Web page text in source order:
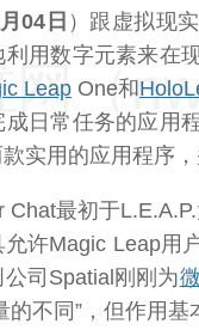
04日 ）跟虚拟现
用数字元素来在
Leap One和
日常任务的应用
实用的应用程序，
Chat最初于
许Magic Leap用
司Spatial刚刚为
不同”，但作用基
网（